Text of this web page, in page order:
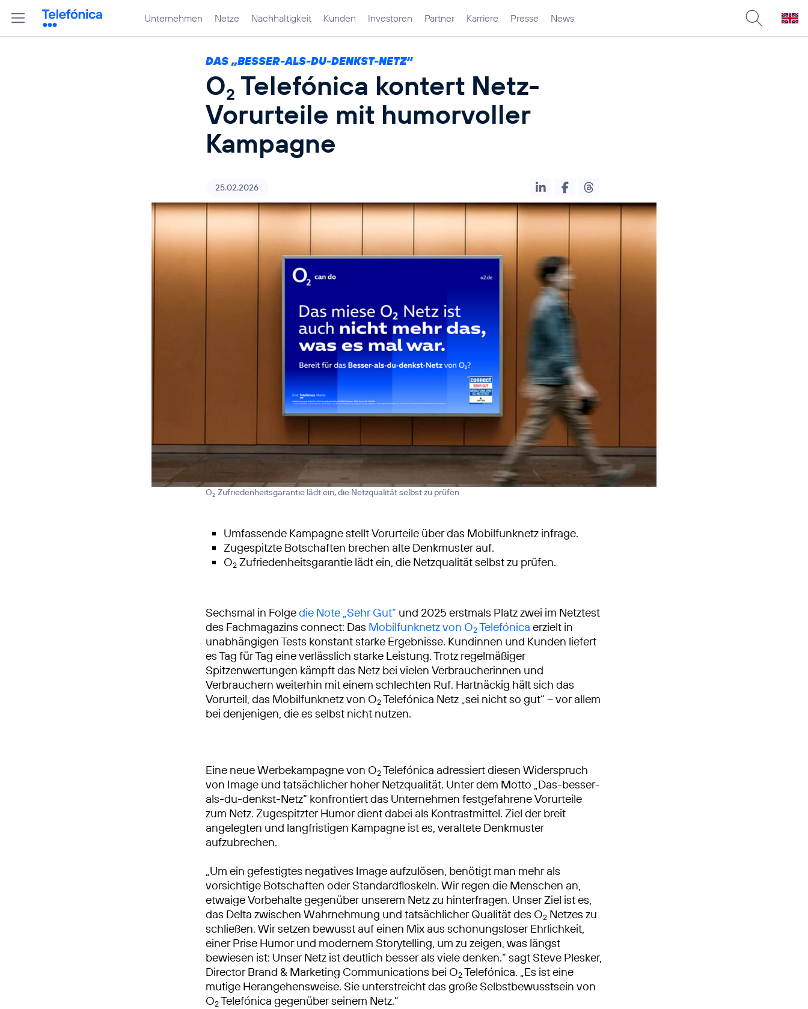
Unternehmen Netze Nachhaltigkeit Kunden Investoren Partner Karriere Presse News
DAS „BESSER-ALS-DU-DENKST-NETZ“
O2 Telefónica kontert Netz-
Vorurteile mit humorvoller
Kampagne
25.02.2026
O2 Zufriedenheitsgarantie lädt ein, die Netzqualität selbst zu prüfen
Umfassende Kampagne stellt Vorurteile über das Mobilfunknetz infrage.
Zugespitzte Botschaften brechen alte Denkmuster auf.
O2 Zufriedenheitsgarantie lädt ein, die Netzqualität selbst zu prüfen.
Sechsmal in Folgedie Note „Sehr Gut“ und 2025 erstmals Platz zwei im Netztest
des Fachmagazins connect: Das Mobilfunknetz von O2Telefónica erzielt in
unabhängigen Tests konstant starke Ergebnisse. Kundinnen und Kunden liefert
es Tag für Tag eine verlässlich starke Leistung. Trotz regelmäßiger
Spitzenwertungen kämpft das Netz bei vielen Verbraucherinnen und
Verbrauchern weiterhin mit einem schlechten Ruf. Hartnäckig hält sich das
Vorurteil, das Mobilfunknetz von O2Telefónica Netz „sei nicht so gut“ – vor allem
bei denjenigen, die es selbst nicht nutzen.
Eine neue Werbekampagne von O2Telefónica adressiert diesen Widerspruch
von Image und tatsächlicher hoher Netzqualität. Unter dem Motto „Das-besser-
als-du-denkst-Netz“ konfrontiert das Unternehmen festgefahrene Vorurteile
zum Netz. Zugespitzter Humor dient dabei als Kontrastmittel. Ziel der breit
angelegten und langfristigen Kampagne ist es, veraltete Denkmuster
aufzubrechen.
„Um ein gefestigtes negatives Image aufzulösen, benötigt man mehr als
vorsichtige Botschaften oder Standardfloskeln. Wir regen die Menschen an,
etwaige Vorbehalte gegenüber unserem Netz zu hinterfragen. Unser Ziel ist es,
das Delta zwischen Wahrnehmung und tatsächlicher Qualität des O2 Netzes zu
schließen. Wir setzen bewusst auf einen Mix aus schonungsloser Ehrlichkeit,
einer Prise Humor und modernem Storytelling, um zu zeigen, was längst
bewiesen ist: Unser Netz ist deutlich besser als viele denken.“ sagt Steve Plesker,
Director Brand & Marketing Communications bei O2Telefónica. „Es ist eine
mutige Herangehensweise. Sie unterstreicht das große Selbstbewusstsein von
O2Telefónica gegenüber seinem Netz.“